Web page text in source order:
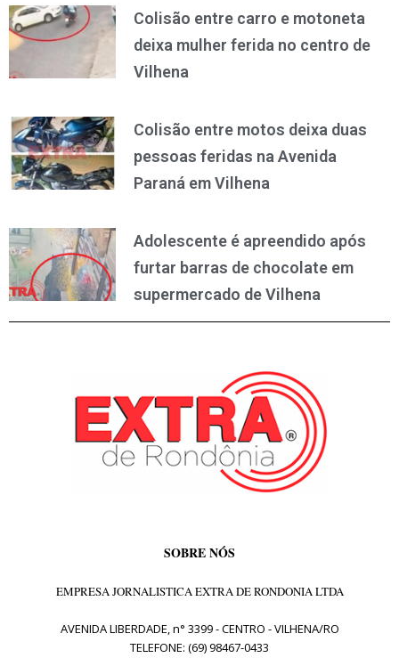
Colisão entre carro e motoneta
deixa mulher ferida no centro de
Vilhena
Colisão entre motos deixa duas
pessoas feridas na Avenida
Paraná em Vilhena
Adolescente é apreendido após
furtar barras de chocolate em
supermercado de Vilhena
SOBRE NÓS
EMPRESA JORNALISTICA EXTRA DE RONDONIA LTDA
AVENIDA LIBERDADE, n° 3399 - CENTRO - VILHENA/RO
TELEFONE: (69) 98467-0433